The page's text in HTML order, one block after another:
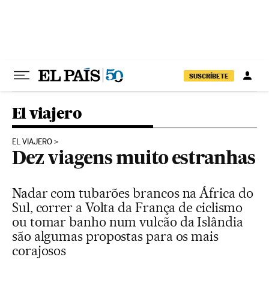
SUSCRÍBETE
El viajero
EL VIAJERO
Dez viagens muito estranhas
Nadar com tubarões brancos na África do
Sul, correr a Volta da França de ciclismo
ou tomar banho num vulcão da Islândia
são algumas propostas para os mais
corajosos